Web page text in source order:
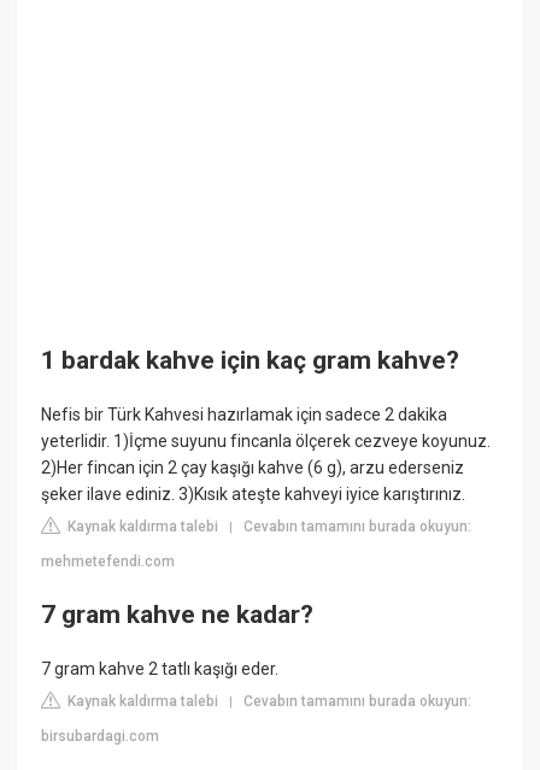
1 bardak kahve için kaç gram kahve?
Nefis bir Türk Kahvesi hazırlamak için sadece 2 dakika
yeterlidir. 1)İçme suyunu fincanla ölçerek cezveye koyunuz.
2)Her fincan için 2 çay kaşığı kahve (6 g), arzu ederseniz
şeker ilave ediniz. 3)Kısık ateşte kahveyi iyice karıştırınız.
Kaynak kaldırma talebi |Cevabın tamamını burada okuyun:
mehmetefendi.com
7 gram kahve ne kadar?
7 gram kahve 2 tatlı kaşığı eder.
Kaynak kaldırma talebi |Cevabın tamamını burada okuyun:
birsubardagi.com